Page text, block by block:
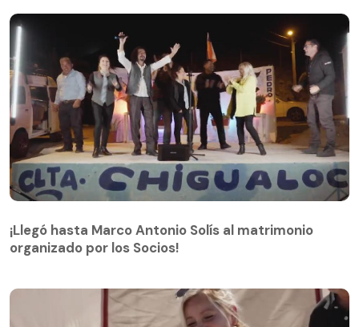
organizado por los Socios!
¡Llegó hasta Marco Antonio Solís al matrimonio
organizado por los Socios!